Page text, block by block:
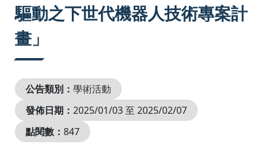
驅動之下世代機器人技術專案計
畫」
公告類別： 學術活動
發佈日期： 2025/01/03 至 2025/02/07
點閱數： 847